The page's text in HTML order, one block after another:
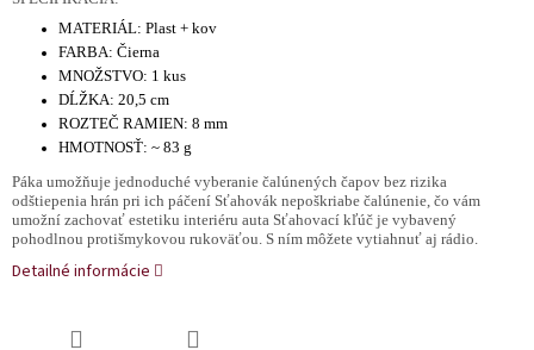
MATERIÁL: Plast + kov
FARBA: Čierna
MNOŽSTVO: 1 kus
DĹŽKA: 20,5 cm
ROZTEČ RAMIEN: 8 mm
HMOTNOSŤ: ~ 83 g
Páka umožňuje jednoduché vyberanie čalúnených čapov bez rizika
odštiepenia hrán pri ich páčení Sťahovák nepoškriabe čalúnenie, čo vám
umožní zachovať estetiku interiéru auta Sťahovací kľúč je vybavený
pohodlnou protišmykovou rukoväťou. S ním môžete vytiahnuť aj rádio.
Detailné informácie